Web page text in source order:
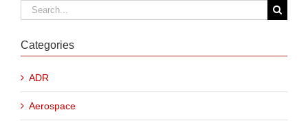
Search
for:
Categories
ADR
Aerospace